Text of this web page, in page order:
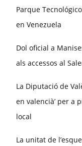
Parque
en Venezuela
Dol oficial a
als accessos al
La Diputació de
en valencià’ per a
local
La unitat de